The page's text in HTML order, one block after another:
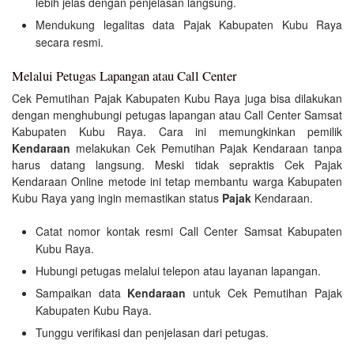
Mendukung legalitas data Pajak Kabupaten Kubu Raya
secara resmi.
Melalui Petugas Lapangan atau Call Center
Cek Pemutihan Pajak Kabupaten Kubu Raya juga bisa dilakukan
dengan menghubungi petugas lapangan atau Call Center Samsat
Kabupaten Kubu Raya. Cara ini memungkinkan pemilik
Kendaraan melakukan Cek Pemutihan Pajak Kendaraan tanpa
harus datang langsung. Meski tidak sepraktis Cek Pajak
Kendaraan Online metode ini tetap membantu warga Kabupaten
Kubu Raya yang ingin memastikan status Pajak Kendaraan.
Catat nomor kontak resmi Call Center Samsat Kabupaten
Kubu Raya.
Hubungi petugas melalui telepon atau layanan lapangan.
Sampaikan data Kendaraan untuk Cek Pemutihan Pajak
Kabupaten Kubu Raya.
Tunggu verifikasi dan penjelasan dari petugas.